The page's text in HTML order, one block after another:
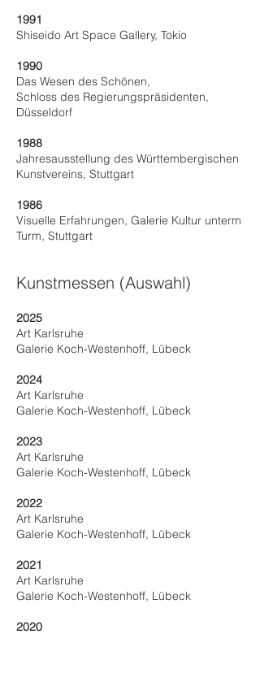
1991
Shiseido Art Space Gallery, Tokio
1990
Das Wesen des Schönen,
Schloss des Regierungspräsidenten,
Düsseldorf
1988
Jahresausstellung des Württembergischen
Kunstvereins, Stuttgart
1986
Visuelle Erfahrungen, Galerie Kultur unterm
Turm, Stuttgart
Kunstmessen (Auswahl)
2025
Art Karlsruhe
Galerie Koch-Westenhoff, Lübeck
2024
Art Karlsruhe
Galerie Koch-Westenhoff, Lübeck
2023
Art Karlsruhe
Galerie Koch-Westenhoff, Lübeck
2022
Art Karlsruhe
Galerie Koch-Westenhoff, Lübeck
2021
Art Karlsruhe
Galerie Koch-Westenhoff, Lübeck
2020